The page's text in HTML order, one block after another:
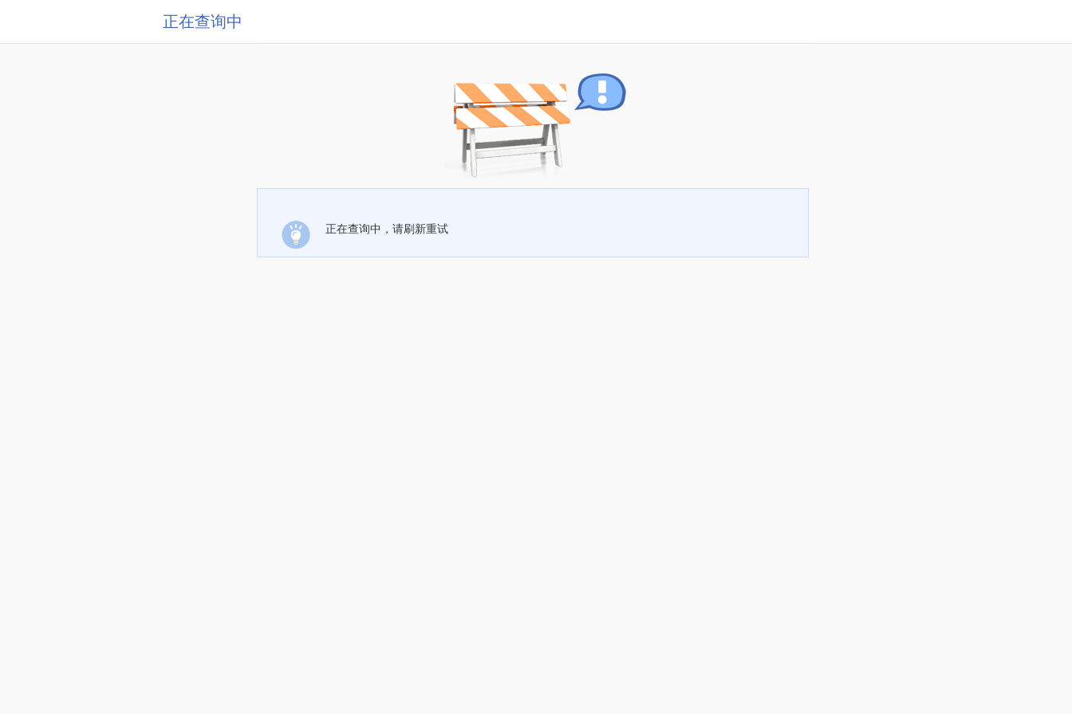
正在查询中
正在查询中，请刷新重试